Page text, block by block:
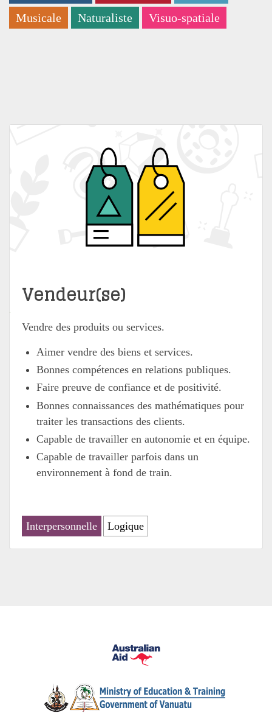
Musicale
Naturaliste Visuo-spatiale
Vendeur(se)
Vendre des produits ou services.
Aimer vendre des biens et services.
Bonnes compétences en relations publiques.
Faire preuve de confiance et de positivité.
Bonnes connaissances des mathématiques pour
traiter les transactions des clients.
Capable de travailler en autonomie et en équipe.
Capable de travailler parfois dans un
environnement à fond de train.
Interpersonnelle Logique